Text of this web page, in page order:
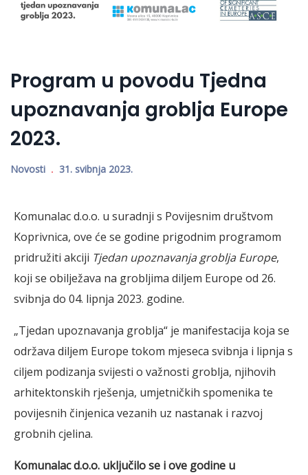
Program u povodu Tjedna
upoznavanja groblja Europe
2023.
Novosti 31. svibnja 2023.
Komunalac d.o.o. u suradnji s Povijesnim društvom
Koprivnica, ove će se godine prigodnim programom
pridružiti akciji Tjedan upoznavanja groblja Europe,
koji se obilježava na grobljima diljem Europe od 26.
svibnja do 04. lipnja 2023. godine.
„Tjedan upoznavanja groblja“ je manifestacija koja se
održava diljem Europe tokom mjeseca svibnja i lipnja s
ciljem podizanja svijesti o važnosti groblja, njihovih
arhitektonskih rješenja, umjetničkih spomenika te
povijesnih činjenica vezanih uz nastanak i razvoj
grobnih cjelina.
Komunalac d.o.o. uključilo se i ove godine u